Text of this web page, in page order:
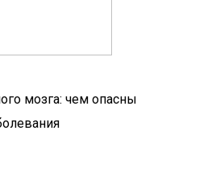
мозга: чем опасны